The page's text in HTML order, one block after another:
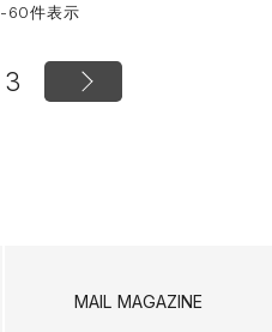
-60件表示
3
MAIL MAGAZINE